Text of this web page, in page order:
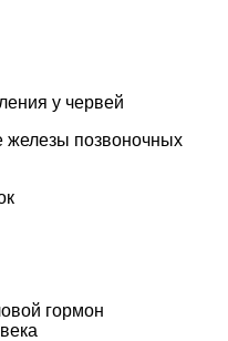
у червей
позвоночных
гормон